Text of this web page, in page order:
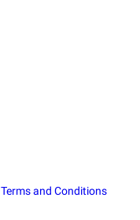
Terms and Conditions